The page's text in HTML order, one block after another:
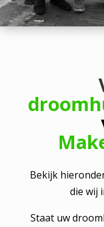
Bekijk
die wij
Staat uw